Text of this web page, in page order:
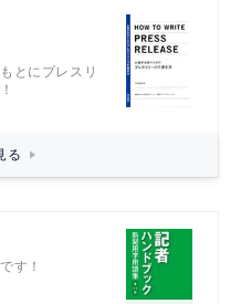
とにプレスリ
る
す！